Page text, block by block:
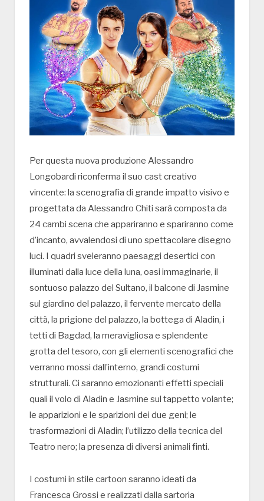
Per questa nuova produzione Alessandro
Longobardi riconferma il suo cast creativo
vincente: la scenografia di grande impatto visivo e
progettata da Alessandro Chiti sarà composta da
24 cambi scena che appariranno e spariranno come
d’incanto, avvalendosi di uno spettacolare disegno
luci. I quadri sveleranno paesaggi desertici con
illuminati dalla luce della luna, oasi immaginarie, il
sontuoso palazzo del Sultano, il balcone di Jasmine
sul giardino del palazzo, il fervente mercato della
città, la prigione del palazzo, la bottega di Aladin, i
tetti di Bagdad, la meravigliosa e splendente
grotta del tesoro, con gli elementi scenografici che
verranno mossi dall’interno, grandi costumi
strutturali. Ci saranno emozionanti effetti speciali
quali il volo di Aladin e Jasmine sul tappetto volante;
le apparizioni e le sparizioni dei due geni; le
trasformazioni di Aladin; l’utilizzo della tecnica del
Teatro nero; la presenza di diversi animali finti.
I costumi in stile cartoon saranno ideati da
Francesca Grossi e realizzati dalla sartoria